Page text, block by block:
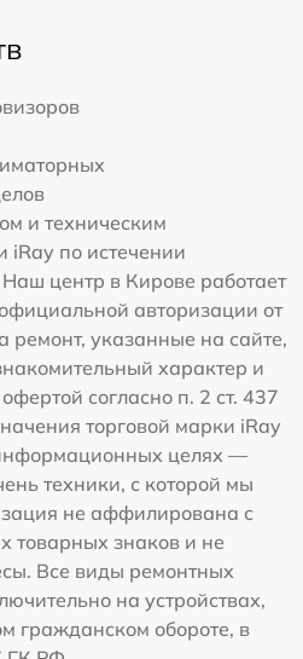
и техническим
iRay по истечении
центр в Кирове работает
авторизации от
ремонт, указанные на сайте,
характер и
согласно п. 2 ст. 437
торговой марки iRay
целях —
техники, с которой мы
не аффилирована с
товарных знаков и не
Все виды ремонтных
на устройствах,
гражданском обороте, в